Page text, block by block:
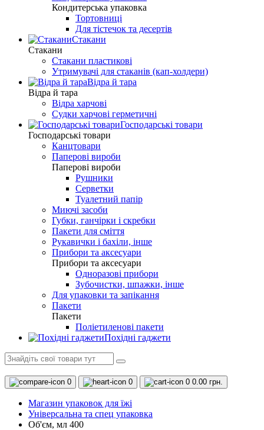
Кондитерська упаковка
Тортовниці
Для тістечок та десертів
Стакани
Стакани
Стакани пластикові
Утримувачі для стаканів (кап-холдери)
Відра й тара
Відра й тара
Відра харчові
Судки харчові герметичні
Господарські товари
Господарські товари
Канцтовари
Паперові вироби
Паперові вироби
Рушники
Серветки
Туалетний папір
Миючі засоби
Губки, ганчірки і скребки
Пакети для сміття
Рукавички і бахіли, інше
Прибори та аксесуари
Прибори та аксесуари
Одноразові прибори
Зубочистки, шпажки, інше
Для упаковки та запікання
Пакети
Пакети
Поліетиленові пакети
Похідні гаджети
0 0 0 0.00 грн.
Магазин упаковок для їжі
Універсальна та спец упаковка
Об'єм, мл 400